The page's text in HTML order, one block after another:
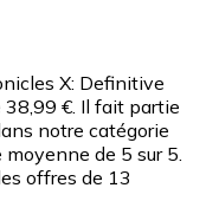
X: Definitive
€. Il fait partie
notre catégorie
de 5 sur 5.
offres de 13